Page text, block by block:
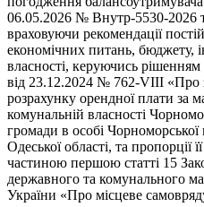
06.05.2026 № Внутр-5530-2026
враховуючи рекомендації
економічних питань, бюджету,
власності, керуючись рішенням
від 23.12.2024 № 762-VIII «Про
розрахунку орендної плати за
комунальній власності
громади в особі
Одеської області, та пропорції
частиною першою статті 15
державного та комунального
України «Про місцеве